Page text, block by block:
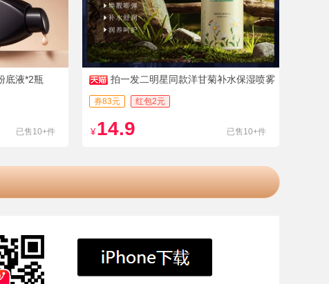
底液*2瓶
已售10+件
拍一发二明星同款洋甘菊补水保湿喷雾
券83元 红包2元
¥ 14.9 已售10+件